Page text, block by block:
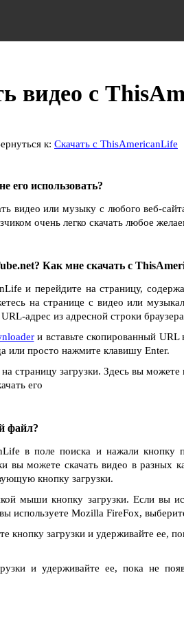
видео с
к: Скачать с ThisAmericanLife
его использовать?
видео или музыку с любого веб-
очень легко скачать любое
Как мне скачать с
и перейдите на страницу,
на странице с видео или
адрес из адресной строки
и вставьте скопированный URL
или просто нажмите клавишу Enter.
страницу загрузки. Здесь вы можете
его
файл?
в поле поиска и нажали кнопку
вы можете скачать видео в разных
кнопку загрузки.
мыши кнопку загрузки. Если вы
используете Mozilla FireFox,
кнопку загрузки и удерживайте ее,
и удерживайте ее, пока не